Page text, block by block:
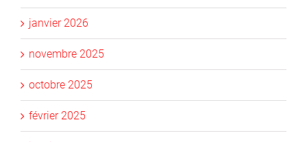
janvier 2026
novembre 2025
octobre 2025
février 2025